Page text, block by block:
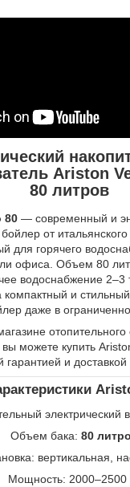
Ariston
80 литров
80 — современный и
от
для горячего
офиса. Объем 80
водоснабжение 2–3
и
даже в
можете купить
и доставкой
электрический
Объем бака: 80
вертикальная,
Мощность: 2000–2500